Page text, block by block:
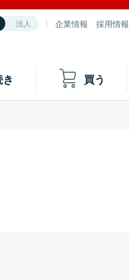
法人 企業情報 採用情報
買う